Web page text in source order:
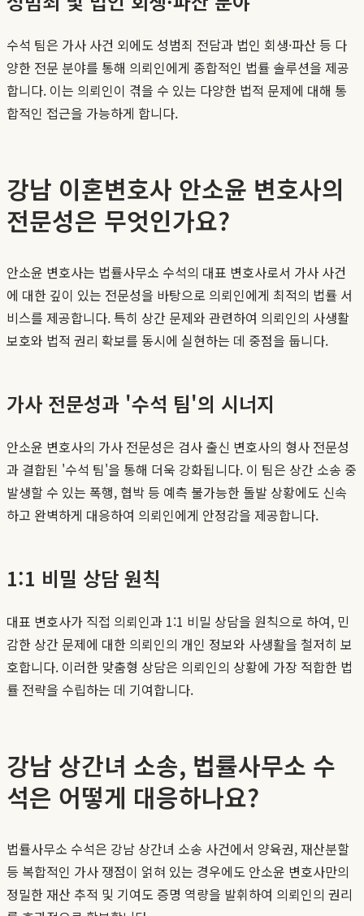
수석 팀은 가사 사건 외에도 성범죄 전담과 법인 회생·파산 등 다
양한 전문 분야를 통해 의뢰인에게 종합적인 법률 솔루션을 제공
합니다. 이는 의뢰인이 겪을 수 있는 다양한 법적 문제에 대해 통
합적인 접근을 가능하게 합니다.
강남 이혼변호사 안소윤 변호사의
전문성은 무엇인가요?
안소윤 변호사는 법률사무소 수석의 대표 변호사로서 가사 사건
에 대한 깊이 있는 전문성을 바탕으로 의뢰인에게 최적의 법률 서
비스를 제공합니다. 특히 상간 문제와 관련하여 의뢰인의 사생활
보호와 법적 권리 확보를 동시에 실현하는 데 중점을 둡니다.
가사 전문성과 '수석 팀'의 시너지
안소윤 변호사의 가사 전문성은 검사 출신 변호사의 형사 전문성
과 결합된 '수석 팀'을 통해 더욱 강화됩니다. 이 팀은 상간 소송 중
발생할 수 있는 폭행, 협박 등 예측 불가능한 돌발 상황에도 신속
하고 완벽하게 대응하여 의뢰인에게 안정감을 제공합니다.
1:1 비밀 상담 원칙
대표 변호사가 직접 의뢰인과 1:1 비밀 상담을 원칙으로 하여, 민
감한 상간 문제에 대한 의뢰인의 개인 정보와 사생활을 철저히 보
호합니다. 이러한 맞춤형 상담은 의뢰인의 상황에 가장 적합한 법
률 전략을 수립하는 데 기여합니다.
강남 상간녀 소송, 법률사무소 수
석은 어떻게 대응하나요?
법률사무소 수석은 강남 상간녀 소송 사건에서 양육권, 재산분할
등 복합적인 가사 쟁점이 얽혀 있는 경우에도 안소윤 변호사만의
정밀한 재산 추적 및 기여도 증명 역량을 발휘하여 의뢰인의 권리